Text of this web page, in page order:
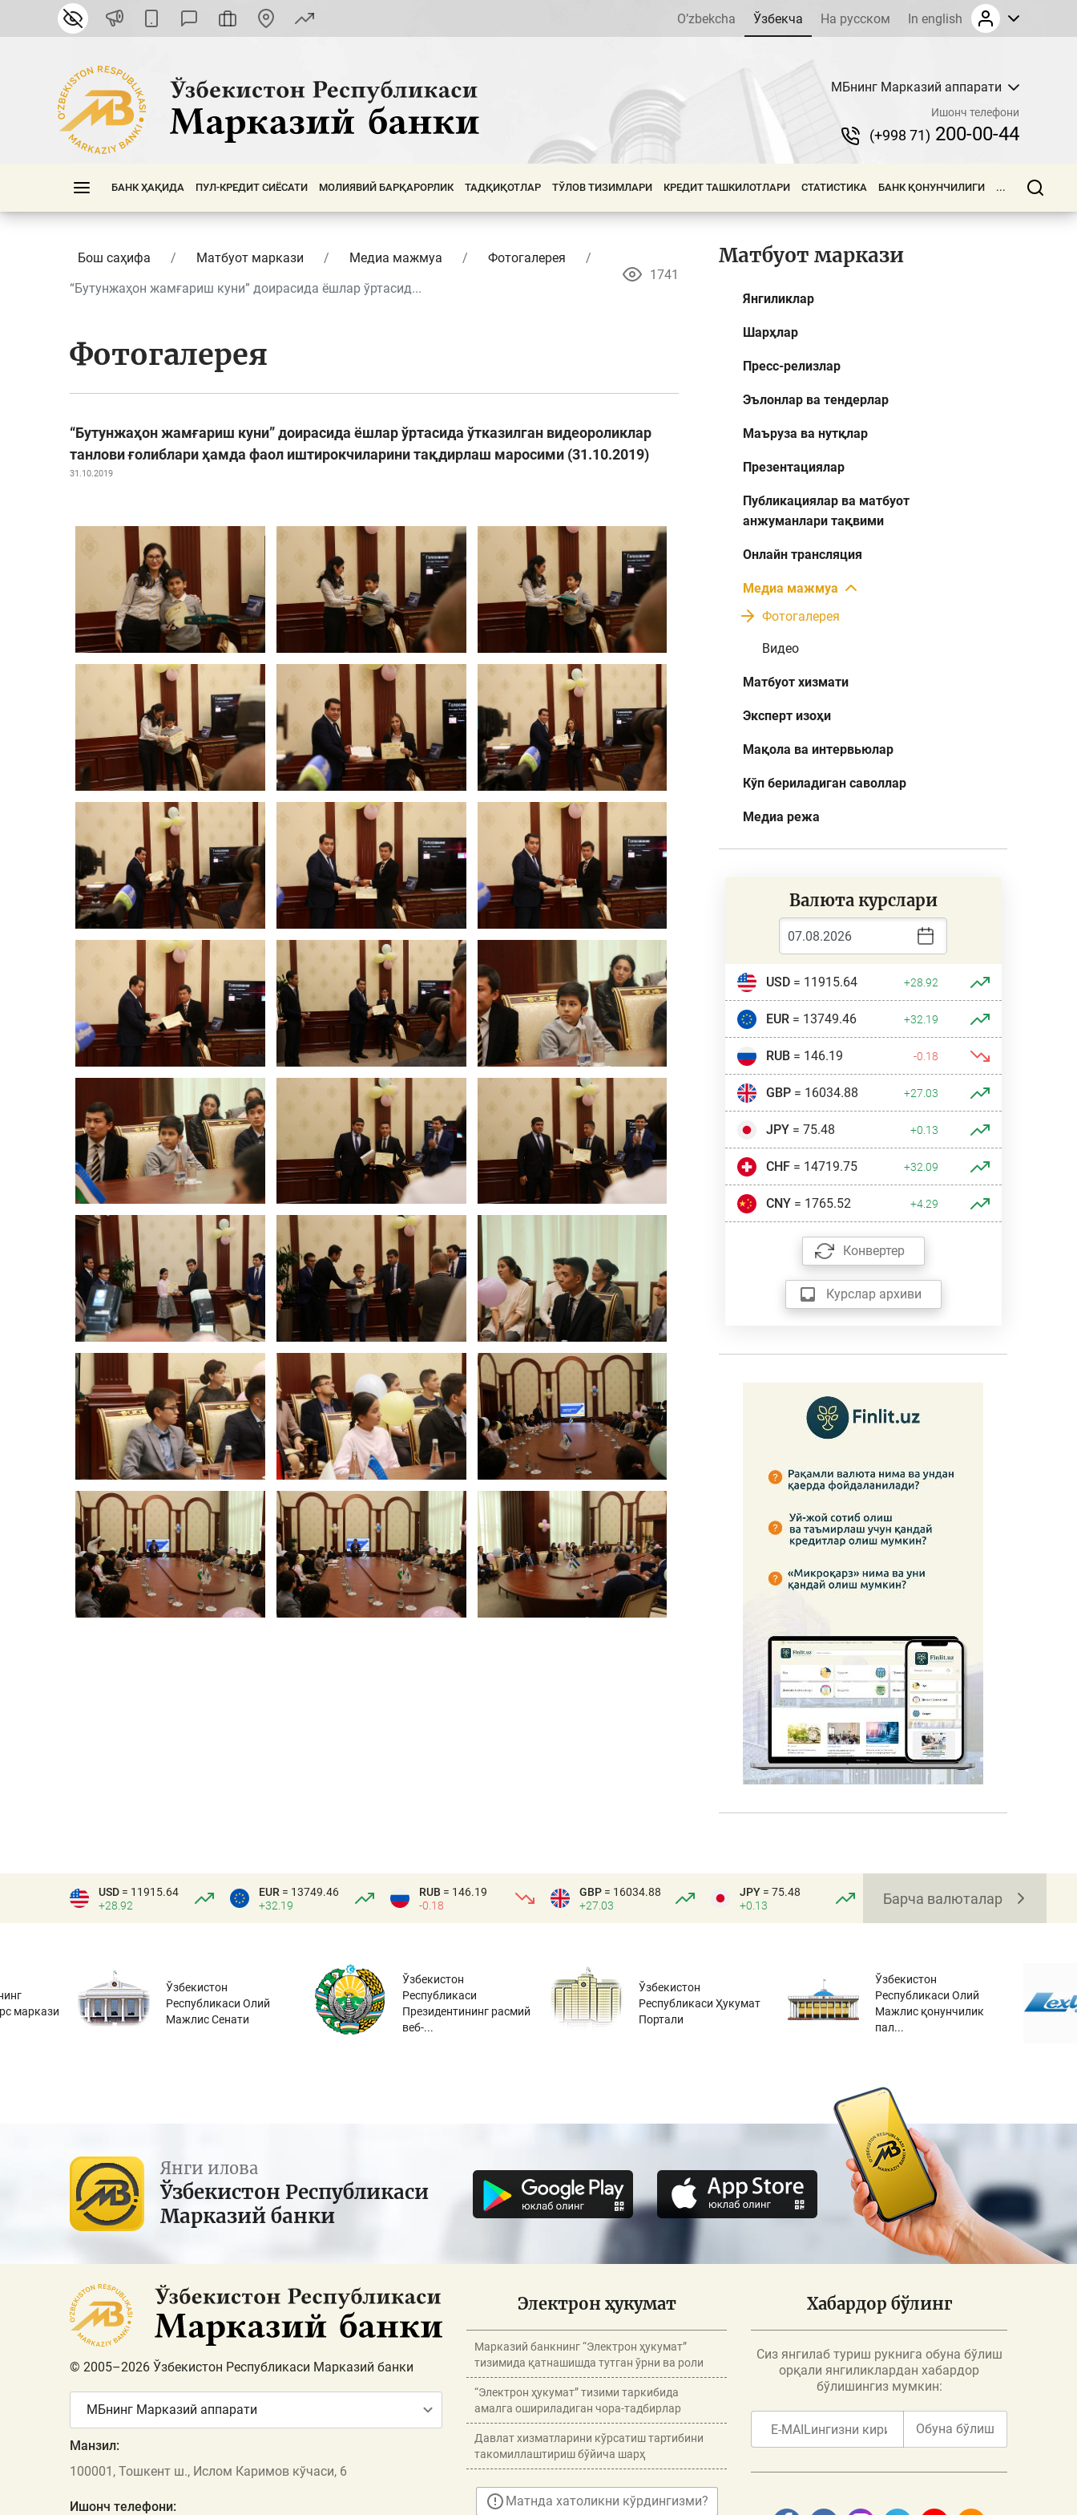
O’zbekcha Ўзбекча На русском In english
МБнинг Марказий аппарати
Ишонч телефони
(+998 71) 200-00-44
БАНК ҲАҚИДА ПУЛ-КРЕДИТ СИЁСАТИ МОЛИЯВИЙ БАРҚАРОРЛИК ТАДҚИҚОТЛАР ТЎЛОВ ТИЗИМЛАРИ КРЕДИТ ТАШКИЛОТЛАРИ СТАТИСТИКА БАНК ҚОНУНЧИЛИГИ ...
Бош саҳифа Матбуот маркази Медиа мажмуа
Фотогалерея
“Бутунжаҳон жамғариш куни” доирасида ёшлар ўртасид...
1741
Фотогалерея
“Бутунжаҳон жамғариш куни” доирасида ёшлар ўртасида ўтказилган видеороликлар
танлови ғолиблари ҳамда фаол иштирокчиларини тақдирлаш маросими (31.10.2019)
31.10.2019
Матбуот маркази
Янгиликлар
Шарҳлар
Пресс-релизлар
Эълонлар ва тендерлар
Маъруза ва нутқлар
Презентациялар
Публикациялар ва матбуот
анжуманлари тақвими
Онлайн трансляция
Медиа мажмуа
Фотогалерея
Видео
Матбуот хизмати
Эксперт изоҳи
Мақола ва интервьюлар
Кўп бериладиган саволлар
Медиа режа
Валюта курслари
USD= 11915.64 +28.92
EUR= 13749.46 +32.19
RUB= 146.19 -0.18
GBP= 16034.88 +27.03
JPY= 75.48 +0.13
CHF= 14719.75 +32.09
CNY= 1765.52 +4.29
Конвертер
Курслар архиви
USD = 11915.64
+28.92
EUR = 13749.46
+32.19
RUB = 146.19
-0.18
GBP = 16034.88
+27.03
JPY = 75.48
+0.13
Барча валюталар
маркази
Ўзбекистон
Республикаси Олий
Мажлис Сенати
Ўзбекистон
Республикаси
Президентининг расмий
веб-...
Ўзбекистон
Республикаси Ҳукумат
Портали
Ўзбекистон
Республикаси Олий
Мажлис қонунчилик
пал...
Янги илова
Ўзбекистон Республикаси
Марказий банки
© 2005–2026 Ўзбекистон Республикаси Марказий банки
МБнинг Марказий аппарати
Манзил:
100001, Тошкент ш., Ислом Каримов кўчаси, 6
Ишонч телефони:
Электрон ҳукумат
Марказий банкнинг “Электрон ҳукумат”
тизимида қатнашишда тутган ўрни ва роли
“Электрон ҳукумат” тизими таркибида
амалга ошириладиган чора-тадбирлар
Давлат хизматларини кўрсатиш тартибини
такомиллаштириш бўйича шарҳ
Матнда хатоликни кўрдингизми?
Хабардор бўлинг
Сиз янгилаб туриш рукнига обуна бўлиш
орқали янгиликлардан хабардор
бўлишингиз мумкин:
Обуна бўлиш